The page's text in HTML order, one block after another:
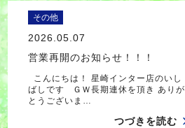
その他
2026.05.07
営業再開のお知らせ！！！
こんにちは！ 星崎インター店のいし
ばしです ＧＷ長期連休を頂き ありが
とうございま…
つづきを読む